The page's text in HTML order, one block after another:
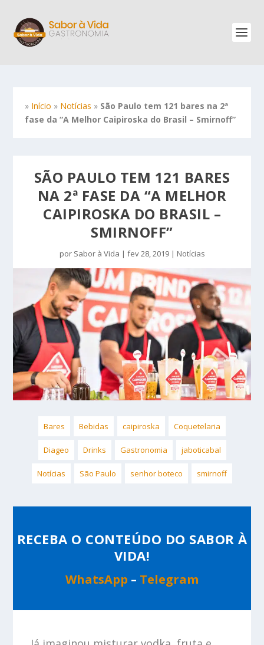
» Início » Notícias » São Paulo tem 121 bares na 2ª
fase da “A Melhor Caipiroska do Brasil – Smirnoff”
SÃO PAULO TEM 121 BARES
NA 2ª FASE DA “A MELHOR
CAIPIROSKA DO BRASIL –
SMIRNOFF”
por Sabor à Vida | fev 28, 2019| Notícias
Bares Bebidas caipiroska Coquetelaria
Diageo Drinks Gastronomia jaboticabal
Notícias São Paulo senhor boteco smirnoff
RECEBA O CONTEÚDO DO SABOR À
VIDA!
WhatsApp – Telegram